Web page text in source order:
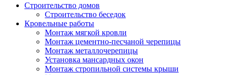
Строительство домов
Строительство беседок
Кровельные работы
Монтаж мягкой кровли
Монтаж цементно-песчаной черепицы
Монтаж металлочерепицы
Установка мансардных окон
Монтаж стропильной системы крыши